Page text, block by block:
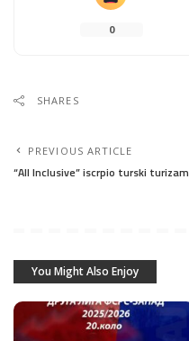
0
SHARES
PREVIOUS ARTICLE
“All Inclusive” iscrpio turski turizam
You Might Also Enjoy